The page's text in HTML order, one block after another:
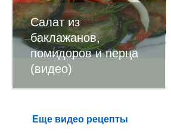
Салат из
баклажанов,
помидоров и перца
(видео)
Еще видео рецепты